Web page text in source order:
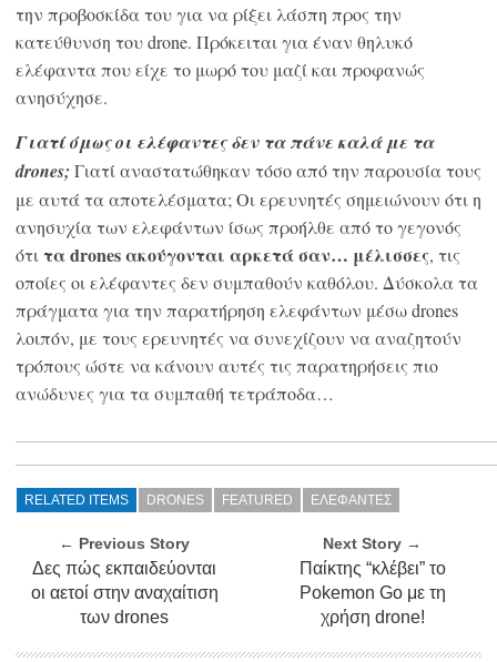
την προβοσκίδα του για να ρίξει λάσπη προς την
κατεύθυνση του drone. Πρόκειται για έναν θηλυκό
ελέφαντα που είχε το μωρό του μαζί και προφανώς
ανησύχησε.
Γιατί όμως οι ελέφαντες δεν τα πάνε καλά με τα
drones; Γιατί αναστατώθηκαν τόσο από την παρουσία τους
με αυτά τα αποτελέσματα; Οι ερευνητές σημειώνουν ότι η
ανησυχία των ελεφάντων ίσως προήλθε από το γεγονός
ότι τα drones ακούγονται αρκετά σαν… μέλισσες, τις
οποίες οι ελέφαντες δεν συμπαθούν καθόλου. Δύσκολα τα
πράγματα για την παρατήρηση ελεφάντων μέσω drones
λοιπόν, με τους ερευνητές να συνεχίζουν να αναζητούν
τρόπους ώστε να κάνουν αυτές τις παρατηρήσεις πιο
ανώδυνες για τα συμπαθή τετράποδα…
RELATED ITEMS DRONES FEATURED ΕΛΕΦΑΝΤΕΣ
← Previous Story
Δες πώς εκπαιδεύονται
οι αετοί στην αναχαίτιση
των drones
Next Story →
Παίκτης “κλέβει” το
Pokemon Go με τη
χρήση drone!